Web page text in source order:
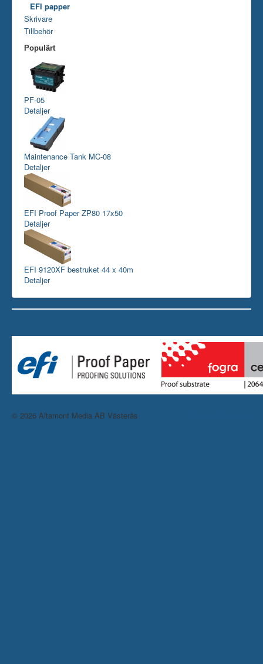
EFI papper
Skrivare
Tillbehör
Populärt
PF-05
Detaljer
Maintenance Tank MC-08
Detaljer
EFI Proof Paper ZP80 17x50
Detaljer
EFI 9120XF bestruket 44 x 40m
Detaljer
© 2026 Altamont Media AB Västerås